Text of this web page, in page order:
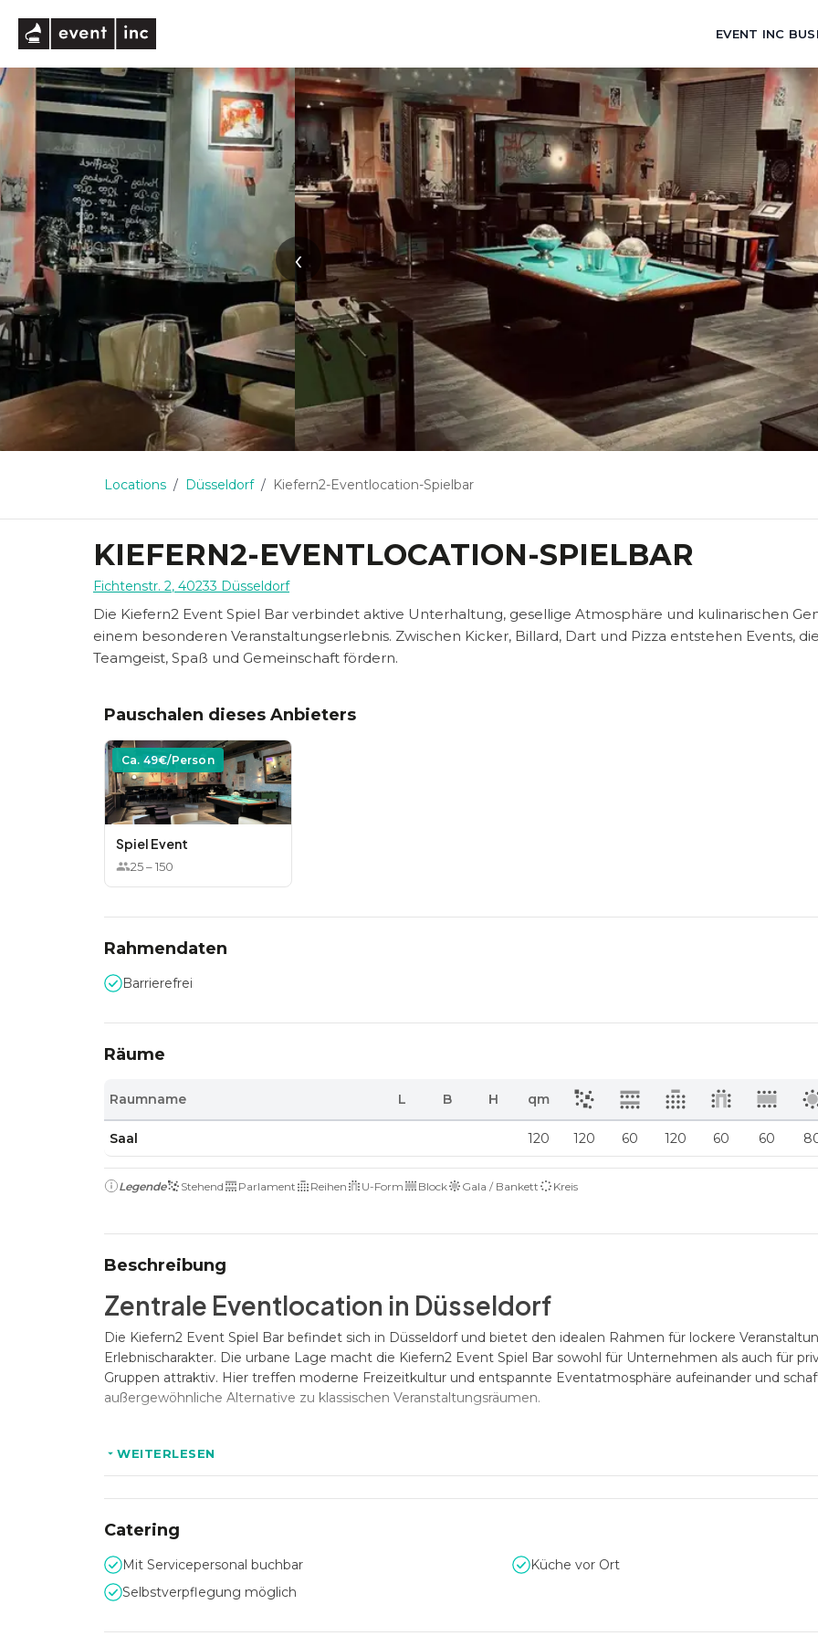
EVENT INC
‹
Locations Düsseldorf Kiefern2-Eventlocation-Spielbar
KIEFERN2-EVENTLOCATION-SPIELBAR
Fichtenstr. 2, 40233 Düsseldorf
Die Kiefern2 Event Spiel Bar verbindet aktive Unterhaltung, gesellige Atmosphäre und kulinarischen
einem besonderen Veranstaltungserlebnis. Zwischen Kicker, Billard, Dart und Pizza entstehen Events,
Teamgeist, Spaß und Gemeinschaft fördern.
Pauschalen dieses Anbieters
Ca. 49€/Person
Spiel Event
25–150
Rahmendaten
Barrierefrei
Räume
Raumname L B H qm
Saal 120 120 60 120 60 60
Legende Stehend Parlament Reihen U-Form Block Gala / Bankett Kreis
Beschreibung
Zentrale Eventlocation in Düsseldorf
Die Kiefern2 Event Spiel Bar befindet sich in Düsseldorf und bietet den idealen Rahmen für lockere
Erlebnischarakter. Die urbane Lage macht die Kiefern2 Event Spiel Bar sowohl für Unternehmen als auch für
Gruppen attraktiv. Hier treffen moderne Freizeitkultur und entspannte Eventatmosphäre aufeinander und
außergewöhnliche Alternative zu klassischen Veranstaltungsräumen.
Platz für Events mit bis zu 150 Personen
Mit einer Kapazität von bis zu 150 Gästen eignet sich die Kiefern2 Event Spiel Bar für unterschiedlichste
sich hier flexibel umsetzen. Die offene Gestaltung ermöglicht abwechslungsreiche Eventkonzepte, bei denen
und gemeinsames Erleben im Mittelpunkt stehen.
Aktiver Stil mit hohem Unterhaltungswert
WEITERLESEN
Catering
Mit Servicepersonal buchbar
Küche vor Ort
Selbstverpflegung möglich